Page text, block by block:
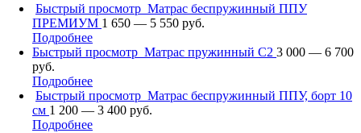
Быстрый просмотр Матрас беспружинный ППУ
ПРЕМИУМ 1 650 — 5 550 руб.
Подробнее
Быстрый просмотр Матрас пружинный С2 3 000 — 6 700
руб.
Подробнее
Быстрый просмотр Матрас беспружинный ППУ, борт 10
см 1 200 — 3 400 руб.
Подробнее